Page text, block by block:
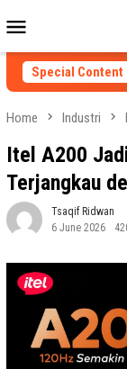
to
contentMenu
Special Content
Home Industri
Itel A200
Terjangkau
Tsaqif Ridwan
6 June 2026